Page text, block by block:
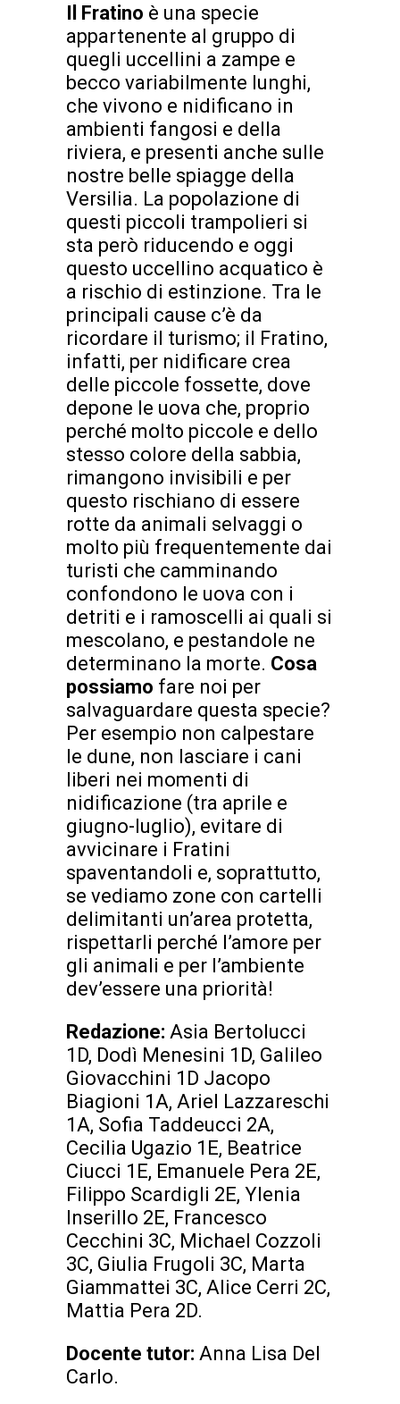
Il Fratino è una specie
appartenente al gruppo di
quegli uccellini a zampe e
becco variabilmente lunghi,
che vivono e nidificano in
ambienti fangosi e della
riviera, e presenti anche sulle
nostre belle spiagge della
Versilia. La popolazione di
questi piccoli trampolieri si
sta però riducendo e oggi
questo uccellino acquatico è
a rischio di estinzione. Tra le
principali cause c’è da
ricordare il turismo; il Fratino,
infatti, per nidificare crea
delle piccole fossette, dove
depone le uova che, proprio
perché molto piccole e dello
stesso colore della sabbia,
rimangono invisibili e per
questo rischiano di essere
rotte da animali selvaggi o
molto più frequentemente dai
turisti che camminando
confondono le uova con i
detriti e i ramoscelli ai quali si
mescolano, e pestandole ne
determinano la morte. Cosa
possiamo fare noi per
salvaguardare questa specie?
Per esempio non calpestare
le dune, non lasciare i cani
liberi nei momenti di
nidificazione (tra aprile e
giugno-luglio), evitare di
avvicinare i Fratini
spaventandoli e, soprattutto,
se vediamo zone con cartelli
delimitanti un’area protetta,
rispettarli perché l’amore per
gli animali e per l’ambiente
dev’essere una priorità!
Redazione: Asia Bertolucci
1D, Dodì Menesini 1D, Galileo
Giovacchini 1D Jacopo
Biagioni 1A, Ariel Lazzareschi
1A, Sofia Taddeucci 2A,
Cecilia Ugazio 1E, Beatrice
Ciucci 1E, Emanuele Pera 2E,
Filippo Scardigli 2E, Ylenia
Inserillo 2E, Francesco
Cecchini 3C, Michael Cozzoli
3C, Giulia Frugoli 3C, Marta
Giammattei 3C, Alice Cerri 2C,
Mattia Pera 2D.
Docente tutor: Anna Lisa Del
Carlo.